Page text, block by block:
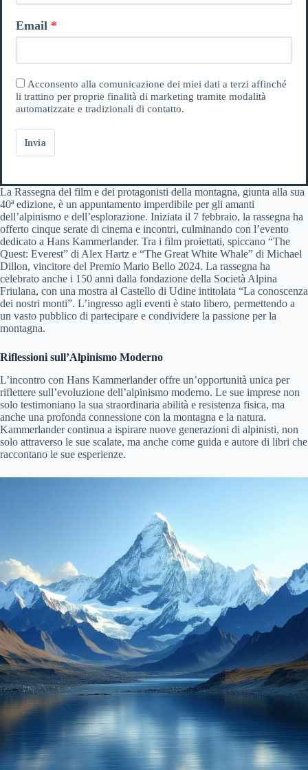
Email
Acconsento alla comunicazione dei miei dati a terzi affinché
li trattino per proprie finalità di marketing tramite modalità
automatizzate e tradizionali di contatto.
Invia
La Rassegna del film e dei protagonisti della montagna, giunta alla sua
40ª edizione, è un appuntamento imperdibile per gli amanti
dell’alpinismo e dell’esplorazione. Iniziata il 7 febbraio, la rassegna ha
offerto cinque serate di cinema e incontri, culminando con l’evento
dedicato a Hans Kammerlander. Tra i film proiettati, spiccano “The
Quest: Everest” di Alex Hartz e “The Great White Whale” di Michael
Dillon, vincitore del Premio Mario Bello 2024. La rassegna ha
celebrato anche i 150 anni dalla fondazione della Società Alpina
Friulana, con una mostra al Castello di Udine intitolata “La conoscenza
dei nostri monti”. L’ingresso agli eventi è stato libero, permettendo a
un vasto pubblico di partecipare e condividere la passione per la
montagna.
Riflessioni sull’Alpinismo Moderno
L’incontro con Hans Kammerlander offre un’opportunità unica per
riflettere sull’evoluzione dell’alpinismo moderno. Le sue imprese non
solo testimoniano la sua straordinaria abilità e resistenza fisica, ma
anche una profonda connessione con la montagna e la natura.
Kammerlander continua a ispirare nuove generazioni di alpinisti, non
solo attraverso le sue scalate, ma anche come guida e autore di libri che
raccontano le sue esperienze.